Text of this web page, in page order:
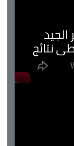
نتائج